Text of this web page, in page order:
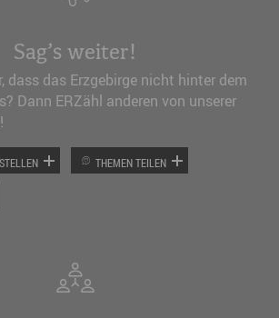
Sag’s weiter!
dass das Erzgebirge nicht hinter dem
Dann ERZähl anderen von unserer
THEMEN TEILEN